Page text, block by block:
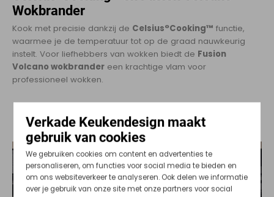
Verkade Keukendesign maakt
gebruik van cookies
We gebruiken cookies om content en advertenties te
personaliseren, om functies voor social media te bieden en
om ons websiteverkeer te analyseren. Ook delen we informatie
over je gebruik van onze site met onze partners voor social
Wokbrander
Kook met precisie dankzij de Celsius°Cooking™ functie,
waarmee je de temperatuur tot op de graad nauwkeurig
instelt. Voor liefhebbers van wokken biedt de Fusion
Volcano wokbrander een krachtige vlam voor
professioneel wokken.